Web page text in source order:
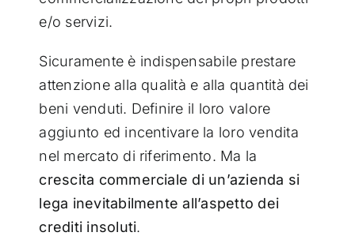
e/o servizi.
Sicuramente è indispensabile prestare
attenzione alla qualità e alla quantità dei
beni venduti. Definire il loro valore
aggiunto ed incentivare la loro vendita
nel mercato di riferimento. Ma la
crescita commerciale di un’azienda si
lega inevitabilmente all’aspetto dei
crediti insoluti.